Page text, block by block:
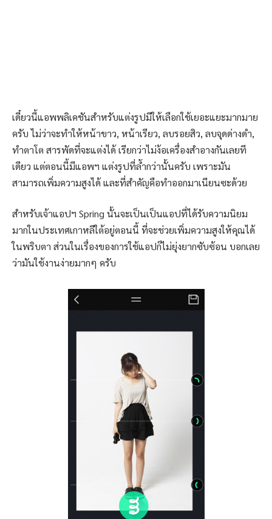
เดี๋ยวนี้แอพพลิเคชันสำหรับแต่งรูปมีให้เลือกใช้เยอะแยะมากมาย
ครับ ไม่ว่าจะทำให้หน้าขาว, หน้าเรียว, ลบรอยสิว, ลบจุดด่างดำ,
ทำตาโต สารพัดที่จะแต่งได้ เรียกว่าไม่ง้อเครื่องสำอางกันเลยที
เดียว แต่ตอนนี้มีแอพฯ แต่งรูปที่ล้ำกว่านั้นครับ เพราะมัน
สามารถเพิ่มความสูงได้ และที่สำคัญคือทำออกมาเนียนซะด้วย
สำหรับเจ้าแอปฯ Spring นั้นจะเป็นเป็นแอปที่ได้รับความนิยม
มากในประเทศเกาหลีใต้อยู่ตอนนี้ ที่จะช่วยเพิ่มความสูงให้คุณได้
ในพริบตา ส่วนในเรื่องของการใช้แอปก็ไม่ยุ่งยากซับซ้อน บอกเลย
ว่ามันใช้งานง่ายมากๆ ครับ